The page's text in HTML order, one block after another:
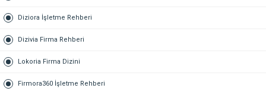
Diziora İşletme Rehberi
Dizivia Firma Rehberi
Lokoria Firma Dizini
Firmora360 İşletme Rehberi